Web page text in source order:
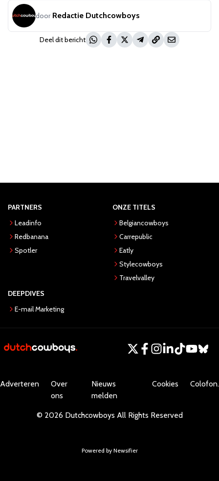
door Redactie Dutchcowboys
Deel dit bericht
PARTNERS
Leadinfo
Redbanana
Spotler
ONZE TITELS
Belgiancowboys
Carrepublic
Eatly
Stylecowboys
Travelvalley
DEEPDIVES
E-mail Marketing
Adverteren
Over
ons
Nieuws
melden
Cookies Colofon.
© 2026 Dutchcowboys All Rights Reserved
Powered by Newsifier